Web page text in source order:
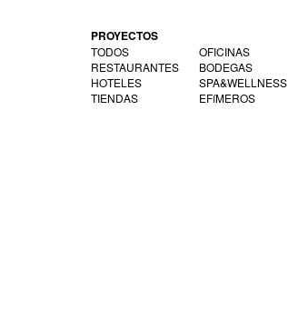
PROYECTOS
TODOS
RESTAURANTES
HOTELES
TIENDAS
OFICINAS
BODEGAS
SPA&WELLNESS
EFíMEROS